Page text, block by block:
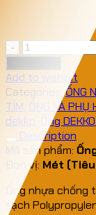
ỐNG
NHỰA
CHỐNG
TIA
CỰC
TÍM
quantity
Add to wishlist
Categories:ỐNG
TÍM, ỐNG VÀ
dekko
Ống
Description
Mã sản phẩm:
Đơn vị: Mét
Ống nhựa
sạch